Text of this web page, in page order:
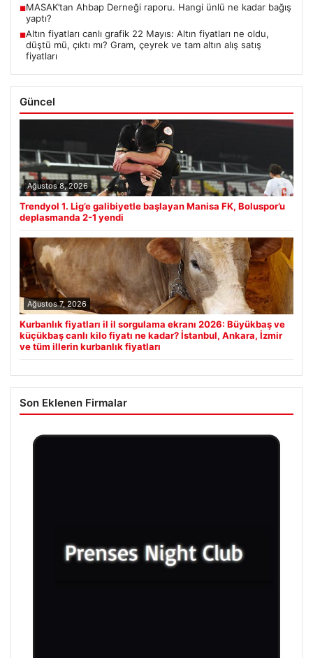
■MASAK’tan Ahbap Derneği raporu. Hangi ünlü ne kadar bağış
yaptı?
■Altın fiyatları canlı grafik 22 Mayıs: Altın fiyatları ne oldu,
düştü mü, çıktı mı? Gram, çeyrek ve tam altın alış satış
fiyatları
Güncel
Ağustos 8, 2026
Trendyol 1. Lig’e galibiyetle başlayan Manisa FK, Boluspor’u
deplasmanda 2-1 yendi
Ağustos 7, 2026
Kurbanlık fiyatları il il sorgulama ekranı 2026: Büyükbaş ve
küçükbaş canlı kilo fiyatı ne kadar? İstanbul, Ankara, İzmir
ve tüm illerin kurbanlık fiyatları
Son Eklenen Firmalar